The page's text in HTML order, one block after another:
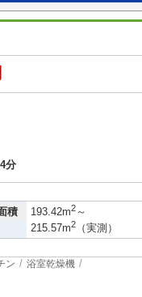
分
積 193.42m2～
215.57m2
（実測）
ン
浴室乾燥機